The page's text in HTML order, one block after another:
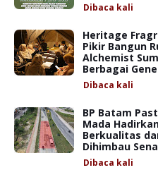
Dibaca kali
Heritage
Pikir Bangun
Alchemist
Berbagai
Dibaca kali
BP Batam
Mada
Berkualitas
Dihimbau
Dibaca kali